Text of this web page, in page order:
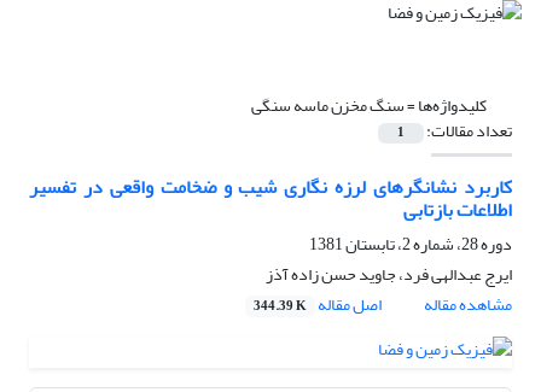
کلیدواژه‌ها =سنگ مخزن ماسه سنگی
تعداد مقالات: 1
کاربرد نشانگرهای لرزه نگاری شیب و ضخامت واقعی در تفسیر
اطلاعات بازتابی
دوره 28، شماره 2، تابستان 1381
ایرج عبدالهی فرد، جاوید حسن زاده آذز
مشاهده مقاله
اصل مقاله 344.39 K